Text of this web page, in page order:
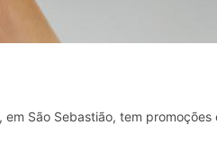
São Sebastião, tem